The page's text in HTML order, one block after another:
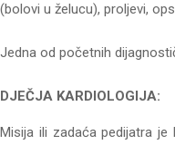
(bolovi u želucu), proljevi,
Jedna od početnih
DJEČJA KARDIOLOGIJA:
Misija ili zadaća pedijatra